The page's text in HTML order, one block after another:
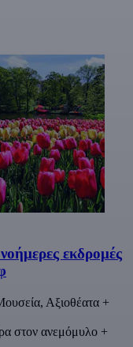
εκδρομές
Αξιοθέατα +
στον ανεμόμυλο +